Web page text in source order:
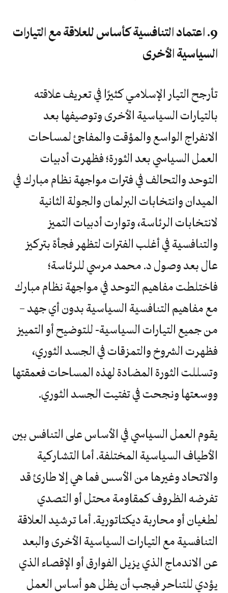
9. اعتماد التنافسية كأساس للعلاقة مع التيارات
السياسية الأخرى
تأرجح التيار الإسلامي كثيرًا في تعريف علاقته
بالتيارات السياسية الأخرى وتوصيفها بعد
الانفراج الواسع والمؤقت والمفاجئ لمساحات
العمل السياسي بعد الثورة؛ فظهرت أدبيات
التوحد والتحالف في فترات مواجهة نظام مبارك في
الميدان وانتخابات البرلمان والجولة الثانية
لانتخابات الرئاسة، وتوارت أدبيات التميز
والتنافسية في أغلب الفترات لتظهر فجأة بتركيز
عال بعد وصول د. محمد مرسي للرئاسة؛
فاختلطت مفاهيم التوحد في مواجهة نظام مبارك
مع مفاهيم التنافسية السياسية بدون أي جهد –
من جميع التيارات السياسية- للتوضيح أو التمييز
فظهرت الشروخ والتمزقات في الجسد الثوري،
وتسللت الثورة المضادة لهذه المساحات فعمقتها
ووسعتها ونجحت في تفتيت الجسد الثوري.
يقوم العمل السياسي في الأساس على التنافس بين
الأطياف السياسية المختلفة. أما التشاركية
والاتحاد وغيرها من الأسس فما هي إلا طارئ قد
تفرضه الظروف كمقاومة محتل أو التصدي
لطغيان أو محاربة ديكتاتورية. أما ترشيد العلاقة
التنافسية مع التيارات السياسية الأخرى والبعد
عن الاندماج الذي يزيل الفوارق أو الإقصاء الذي
يؤدي للتناحر فيجب أن يظل هو أساس العمل